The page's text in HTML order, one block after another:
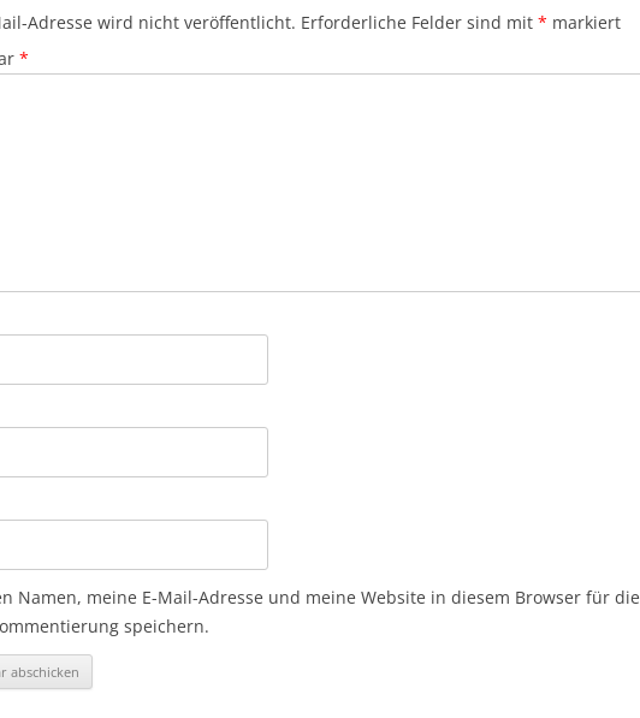
Adresse wird nicht veröffentlicht. Erforderliche Felder sind mit * markiert
*
Namen, meine E-Mail-Adresse und meine Website in diesem Browser für die
speichern.